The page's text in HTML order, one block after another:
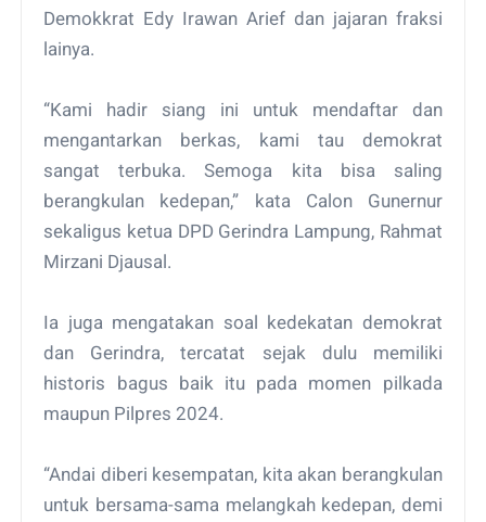
Demokkrat Edy Irawan Arief dan jajaran fraksi
lainya.
“Kami hadir siang ini untuk mendaftar dan
mengantarkan berkas, kami tau demokrat
sangat terbuka. Semoga kita bisa saling
berangkulan kedepan,” kata Calon Gunernur
sekaligus ketua DPD Gerindra Lampung, Rahmat
Mirzani Djausal.
Ia juga mengatakan soal kedekatan demokrat
dan Gerindra, tercatat sejak dulu memiliki
historis bagus baik itu pada momen pilkada
maupun Pilpres 2024.
“Andai diberi kesempatan, kita akan berangkulan
untuk bersama-sama melangkah kedepan, demi